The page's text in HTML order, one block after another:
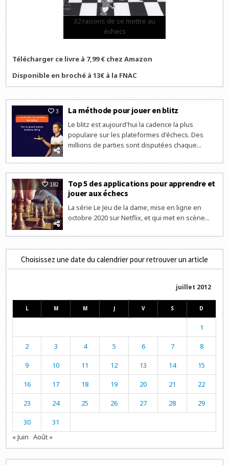
32 raisons de se mettre au
échecs
Télécharger ce livre à 7,99 € chez Amazon
Disponible en broché à 13€ à la FNAC
3 La méthode pour jouer en blitz
Le blitz est aujourd'hui la cadence la plus
populaire sur les plateformes d'échecs. Des
millions de parties sont disputées chaque...
182
Top 5 des applications pour apprendre et
jouer aux échecs
La série Le Jeu de la dame, mise en ligne en
octobre 2020 sur Netflix, et qui met en scène...
Choisissez une date du calendrier pour retrouver un article
juillet 2012
L M M J V S D
1
2 3 4 5 6 7 8
9 10 11 12 13 14 15
16 17 18 19 20 21 22
23 24 25 26 27 28 29
30
31
« Juin Août »